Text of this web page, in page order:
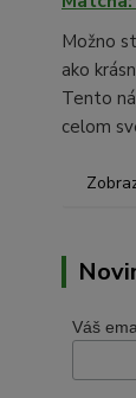
Možno
ako
Tento
celom
Váš